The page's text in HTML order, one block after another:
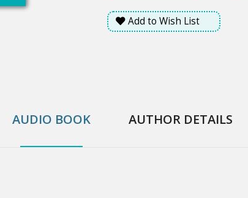
Add to Wish List
AUDIO BOOK AUTHOR DETAILS